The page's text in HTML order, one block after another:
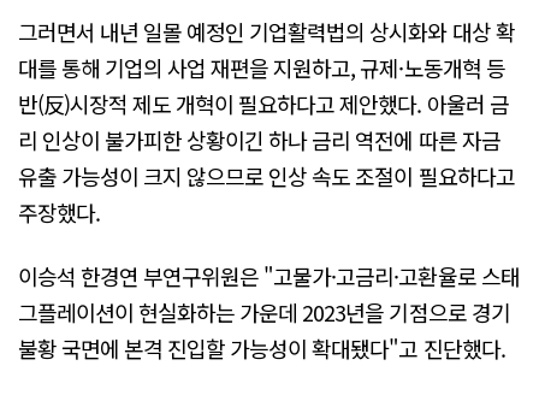
그러면서 내년 일몰 예정인 기업활력법의 상시화와 대상 확
대를 통해 기업의 사업 재편을 지원하고, 규제·노동개혁 등
반(反)시장적 제도 개혁이 필요하다고 제안했다. 아울러 금
리 인상이 불가피한 상황이긴 하나 금리 역전에 따른 자금
유출 가능성이 크지 않으므로 인상 속도 조절이 필요하다고
주장했다.
이승석 한경연 부연구위원은 "고물가·고금리·고환율로 스태
그플레이션이 현실화하는 가운데 2023년을 기점으로 경기
불황 국면에 본격 진입할 가능성이 확대됐다"고 진단했다.